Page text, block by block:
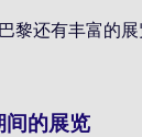
黎还有丰富的
间的展览